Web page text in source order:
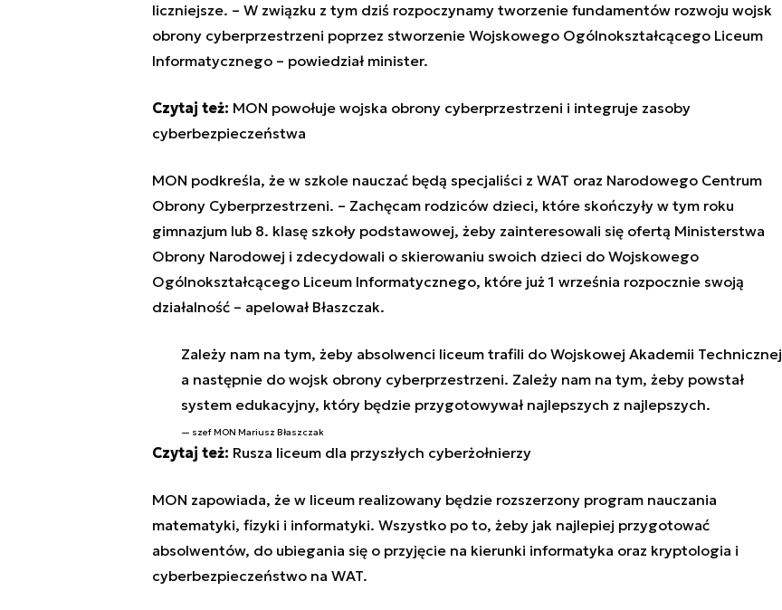
liczniejsze. – W związku z tym dziś rozpoczynamy tworzenie fundamentów rozwoju wojsk
obrony cyberprzestrzeni poprzez stworzenie Wojskowego Ogólnokształcącego Liceum
Informatycznego– powiedział minister.
Czytaj też: MON powołuje wojska obrony cyberprzestrzeni i integruje zasoby
cyberbezpieczeństwa
MON podkreśla, że w szkole nauczać będą specjaliści z WAT oraz Narodowego Centrum
Obrony Cyberprzestrzeni. – Zachęcam rodziców dzieci, które skończyły w tym roku
gimnazjum lub 8. klasę szkoły podstawowej, żeby zainteresowali się ofertą Ministerstwa
Obrony Narodowej i zdecydowali o skierowaniu swoich dzieci do Wojskowego
Ogólnokształcącego Liceum Informatycznego, które już 1 września rozpocznie swoją
działalność– apelował Błaszczak.
Zależy nam na tym, żeby absolwenci liceum trafili do Wojskowej Akademii Technicznej
a następnie do wojsk obrony cyberprzestrzeni. Zależy nam na tym, żeby powstał
system edukacyjny, który będzie przygotowywał najlepszych z najlepszych.
szef MON Mariusz Błaszczak
Czytaj też: Rusza liceum dla przyszłych cyberżołnierzy
MON zapowiada, że w liceum realizowany będzie rozszerzony program nauczania
matematyki, fizyki i informatyki. Wszystko po to, żeby jak najlepiej przygotować
absolwentów, do ubiegania się o przyjęcie na kierunki informatyka oraz kryptologia i
cyberbezpieczeństwo na WAT.